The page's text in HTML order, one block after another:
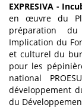
EXPRESIVA -
en œuvre du
préparation
Implication du
et culturel du
pour les
national
développement
du